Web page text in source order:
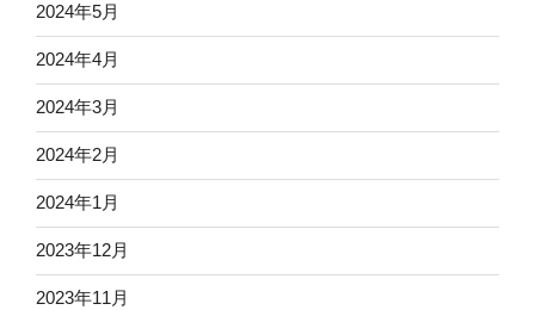
2024年5月
2024年4月
2024年3月
2024年2月
2024年1月
2023年12月
2023年11月